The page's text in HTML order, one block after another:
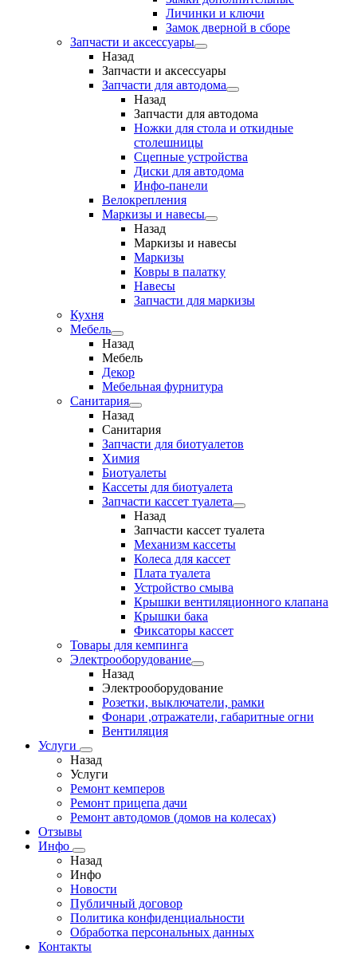
Личинки и ключи
Замок дверной в сборе
Запчасти и аксессуары
Назад
Запчасти и аксессуары
Запчасти для автодома
Назад
Запчасти для автодома
Ножки для стола и откидные
столешницы
Сцепные устройства
Диски для автодома
Инфо-панели
Велокрепления
Маркизы и навесы
Назад
Маркизы и навесы
Маркизы
Ковры в палатку
Навесы
Запчасти для маркизы
Кухня
Мебель
Назад
Мебель
Декор
Мебельная фурнитура
Санитария
Назад
Санитария
Запчасти для биотуалетов
Химия
Биотуалеты
Кассеты для биотуалета
Запчасти кассет туалета
Назад
Запчасти кассет туалета
Механизм кассеты
Колеса для кассет
Плата туалета
Устройство смыва
Крышки вентиляционного клапана
Крышки бака
Фиксаторы кассет
Товары для кемпинга
Электрооборудование
Назад
Электрооборудование
Розетки, выключатели, рамки
Фонари ,отражатели, габаритные огни
Вентиляция
Услуги
Назад
Услуги
Ремонт кемперов
Ремонт прицепа дачи
Ремонт автодомов (домов на колесах)
Отзывы
Инфо
Назад
Инфо
Новости
Публичный договор
Политика конфиденциальности
Обработка персональных данных
Контакты